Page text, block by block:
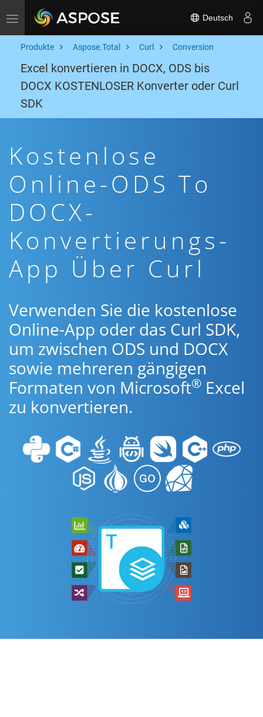
Toggle navigation Deutsch
Produkte Aspose.Total Curl Conversion
Excel konvertieren in DOCX, ODS bis
DOCX KOSTENLOSER Konverter oder Curl
SDK
Kostenlose
Online-ODS To
DOCX-
Konvertierungs-
App Über Curl
Verwenden Sie die kostenlose
Online-App oder das Curl SDK,
um zwischen ODS und DOCX
sowie mehreren gängigen
Formaten von Microsoft® Excel
zu konvertieren.